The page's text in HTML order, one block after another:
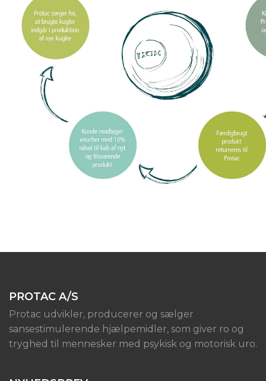
PROTAC A/S
Protac udvikler, producerer og sælger
sansestimulerende hjælpemidler, som giver ro og
tryghed til mennesker med psykisk og motorisk uro.